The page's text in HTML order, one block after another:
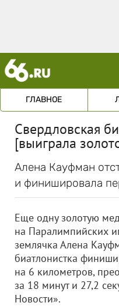
ГЛАВНОЕ
Свердловская
[выиграла
Алена Кауфман
и финишировала
Еще одну золотую
на Паралимпийских
землячка Алена
биатлонистка
на 6 километров,
за 18 минут и 27,2
Новости».